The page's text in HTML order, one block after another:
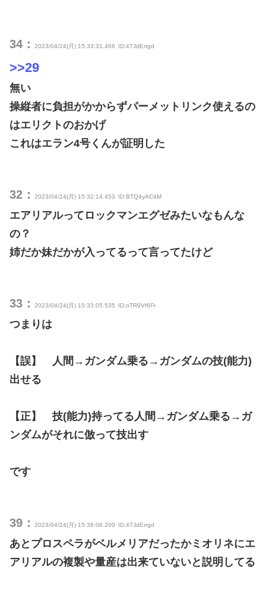
34： 2023/04/24(月) 15:33:31.466 ID:47JdErrgd
>>29
無い
操縦者に負担がかからずパーメットリンク使えるの
はエリクトのおかげ
これはエラン4号くんが証明した
32： 2023/04/24(月) 15:32:14.453 ID:BTQ4yAC4M
エアリアルってロックマンエグゼみたいなもんな
の？
姉だか妹だかが入ってるって言ってたけど
33： 2023/04/24(月) 15:33:05.535 ID:oTR9Vf6Fr
つまりは
【誤】 人間→ガンダム乗る→ガンダムの技(能力)
出せる
【正】 技(能力)持ってる人間→ガンダム乗る→ガ
ンダムがそれに倣って技出す
です
39： 2023/04/24(月) 15:36:06.200 ID:47JdErrgd
あとプロスペラがベルメリアだったかミオリネにエ
アリアルの複製や量産は出来ていないと説明してる